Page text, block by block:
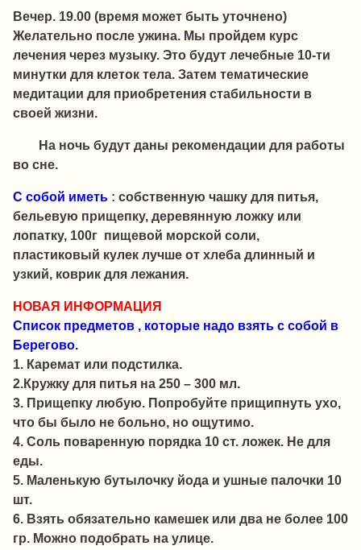
Вечер. 19.00 (время может быть уточнено)
Желательно после ужина. Мы пройдем курс
лечения через музыку. Это будут лечебные 10-ти
минутки для клеток тела. Затем тематические
медитации для приобретения стабильности в
своей жизни.
На ночь будут даны рекомендации для работы
во сне.
С собой иметь : собственную чашку для питья,
бельевую прищепку, деревянную ложку или
лопатку, 100г пищевой морской соли,
пластиковый кулек лучше от хлеба длинный и
узкий, коврик для лежания.
НОВАЯ ИНФОРМАЦИЯ
Список предметов , которые надо взять с собой в
Берегово.
1. Каремат или подстилка.
2.Кружку для питья на 250 – 300 мл.
3. Прищепку любую. Попробуйте прищипнуть ухо,
что бы было не больно, но ощутимо.
4. Соль поваренную порядка 10 ст. ложек. Не для
еды.
5. Маленькую бутылочку йода и ушные палочки 10
шт.
6. Взять обязательно камешек или два не более 100
гр. Можно подобрать на улице.